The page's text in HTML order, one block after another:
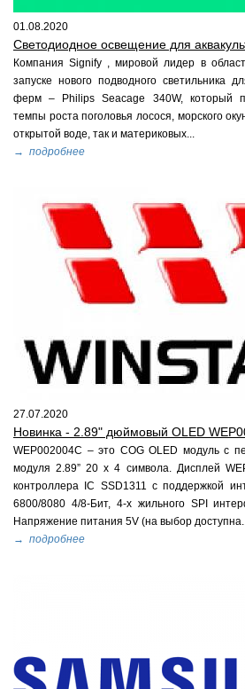
01.08.2020
Светодиодное освещение для
Компания Signify , мировой лидер в
запуске нового подводного светильника
ферм – Philips Seacage 340W, который
темпы роста поголовья лосося, морского
открытой воде, так и материковых...
→ подробнее
27.07.2020
Новинка - 2.89" дюймовый OLED
WEP002004C – это COG OLED модуль с
модуля 2.89” 20 x 4 символа. Дисплей
контроллера IC SSD1311 c поддержкой
6800/8080 4/8-Бит, 4-х жильного SPI
Напряжение питания 5V (на выбор
→ подробнее